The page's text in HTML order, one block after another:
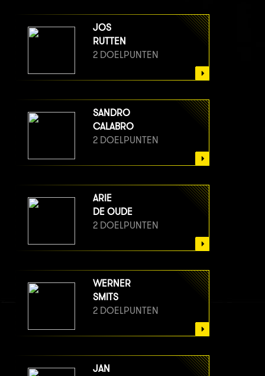
JOS
RUTTEN
2 DOELPUNTEN
SANDRO
CALABRO
2 DOELPUNTEN
ARIE
DE OUDE
2 DOELPUNTEN
WERNER
SMITS
2 DOELPUNTEN
JAN